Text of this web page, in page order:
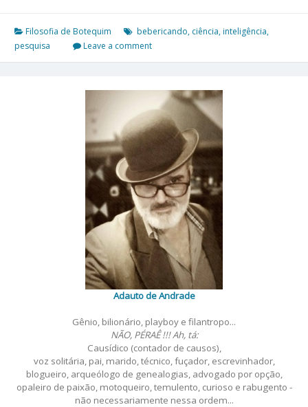
Filosofia de Botequim bebericando, ciência, inteligência,
pesquisa
Leave a comment
Adauto de Andrade
Gênio, bilionário, playboy e filantropo...
NÃO, PÉRAÊ !!! Ah, tá:
Causídico (contador de causos),
voz solitária, pai, marido, técnico, fuçador, escrevinhador,
blogueiro, arqueólogo de genealogias, advogado por opção,
opaleiro de paixão, motoqueiro, temulento, curioso e rabugento -
não necessariamente nessa ordem...